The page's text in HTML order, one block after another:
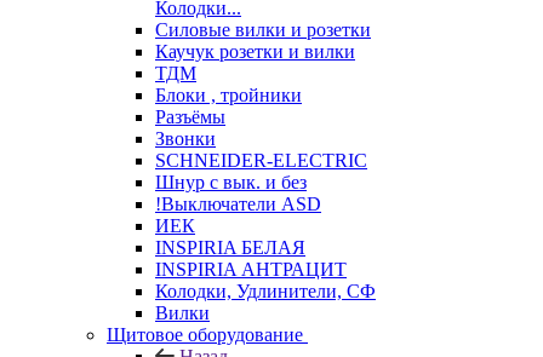
Колодки...
Силовые вилки и розетки
Каучук розетки и вилки
ТДМ
Блоки , тройники
Разъёмы
Звонки
SCHNEIDER-ELECTRIC
Шнур с вык. и без
!Выключатели ASD
ИЕК
INSPIRIA БЕЛАЯ
INSPIRIA АНТРАЦИТ
Колодки, Удлинители, СФ
Вилки
Щитовое оборудование